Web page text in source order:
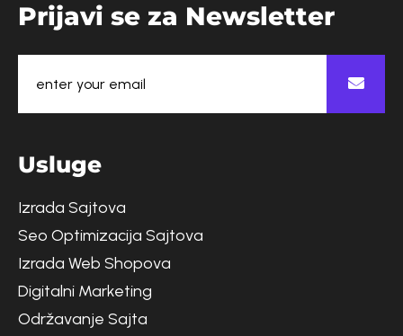
Prijavi se za Newsletter
Usluge
Izrada Sajtova
Seo Optimizacija Sajtova
Izrada Web Shopova
Digitalni Marketing
Održavanje Sajta